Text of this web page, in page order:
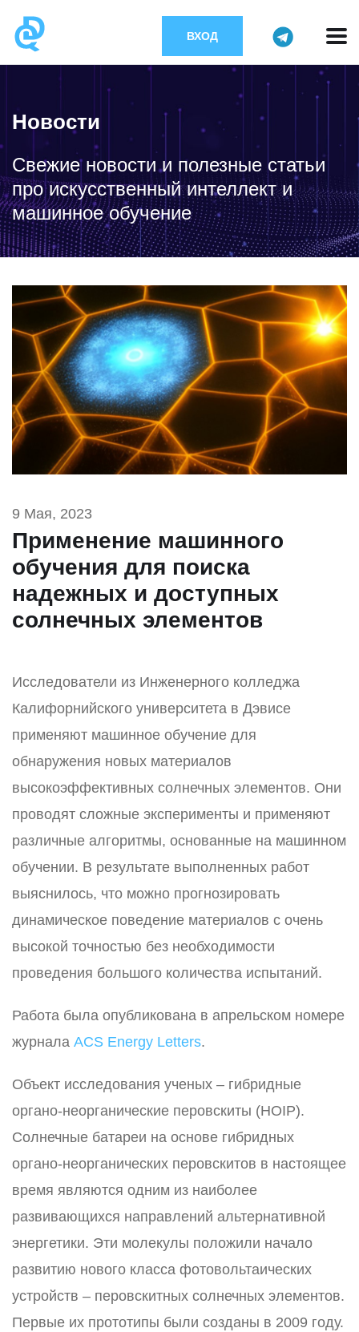
ВХОД
Новости
Свежие новости и полезные статьи
про искусственный интеллект и
машинное обучение
9 Мая, 2023
Применение машинного
обучения для поиска
надежных и доступных
солнечных элементов
Исследователи из Инженерного колледжа
Калифорнийского университета в Дэвисе
применяют машинное обучение для
обнаружения новых материалов
высокоэффективных солнечных элементов. Они
проводят сложные эксперименты и применяют
различные алгоритмы, основанные на машинном
обучении. В результате выполненных работ
выяснилось, что можно прогнозировать
динамическое поведение материалов с очень
высокой точностью без необходимости
проведения большого количества испытаний.
Работа была опубликована в апрельском номере
журнала ACS Energy Letters.
Объект исследования ученых – гибридные
органо-неорганические перовскиты (HOIP).
Солнечные батареи на основе гибридных
органо-неорганических перовскитов в настоящее
время являются одним из наиболее
развивающихся направлений альтернативной
энергетики. Эти молекулы положили начало
развитию нового класса фотовольтаических
устройств – перовскитных солнечных элементов.
Первые их прототипы были созданы в 2009 году.